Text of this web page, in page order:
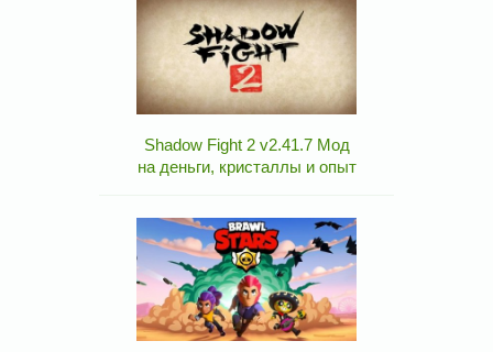
Shadow Fight 2 v2.41.7 Мод
на деньги, кристаллы и опыт